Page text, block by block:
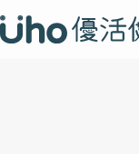
黏 守護腺在